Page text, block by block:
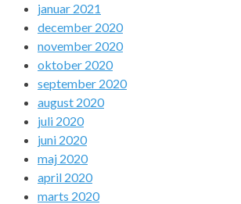
januar 2021
december 2020
november 2020
oktober 2020
september 2020
august 2020
juli 2020
juni 2020
maj 2020
april 2020
marts 2020